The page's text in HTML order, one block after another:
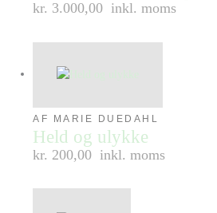
kr. 3.000,00 inkl. moms
AF MARIE DUEDAHL
Held og ulykke
kr. 200,00 inkl. moms